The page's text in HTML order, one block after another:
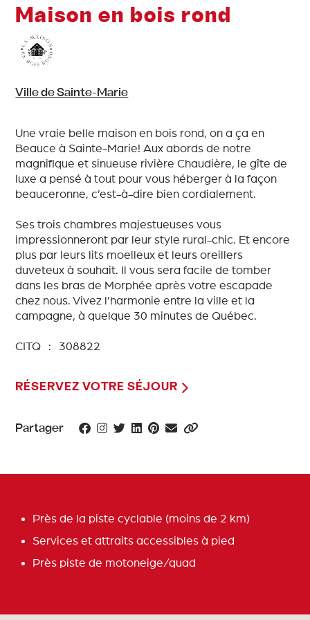
Maison en bois rond
Ville de Sainte-Marie
Une vraie belle maison en bois rond, on a ça en
Beauce à Sainte-Marie! Aux abords de notre
magnifique et sinueuse rivière Chaudière, le gîte de
luxe a pensé à tout pour vous héberger à la façon
beauceronne, c’est-à-dire bien cordialement.
Ses trois chambres majestueuses vous
impressionneront par leur style rural-chic. Et encore
plus par leurs lits moelleux et leurs oreillers
duveteux à souhait. Il vous sera facile de tomber
dans les bras de Morphée après votre escapade
chez nous. Vivez l’harmonie entre la ville et la
campagne, à quelque 30 minutes de Québec.
CITQ : 308822
RÉSERVEZ VOTRE SÉJOUR
Partager
Près de la piste cyclable (moins de 2 km)
Services et attraits accessibles à pied
Près piste de motoneige/quad